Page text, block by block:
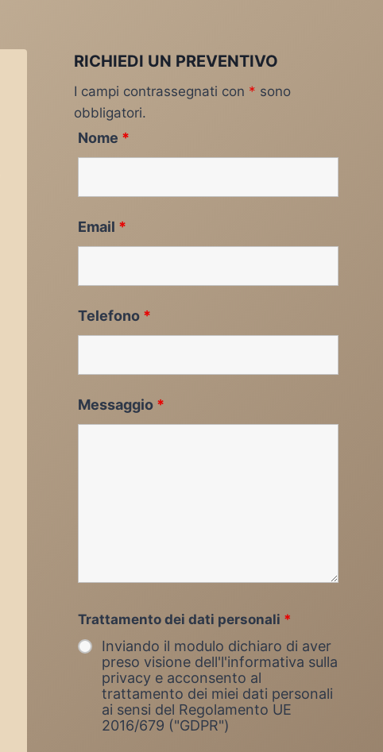
RICHIEDI UN PREVENTIVO
I campi contrassegnati con * sono
obbligatori.
Nome *
Email *
Telefono *
Messaggio *
Trattamento dei dati personali *
Inviando il modulo dichiaro di aver
preso visione dell'l'informativa sulla
privacy e acconsento al
trattamento dei miei dati personali
ai sensi del Regolamento UE
2016/679 ("GDPR")